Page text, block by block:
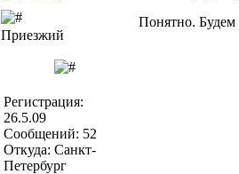
Приезжий
Регистрация:
26.5.09
Сообщений: 52
Откуда: Санкт-
Петербург
Понятно. Будем